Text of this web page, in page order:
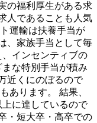
の福利厚生がある求
人であることも人気
運輸は扶養手当が
、家族手当として毎
インセンティブの
な特別手当が積み
近くにのぼるので
あります。 結果、
に達しているので
・短大卒・高卒での